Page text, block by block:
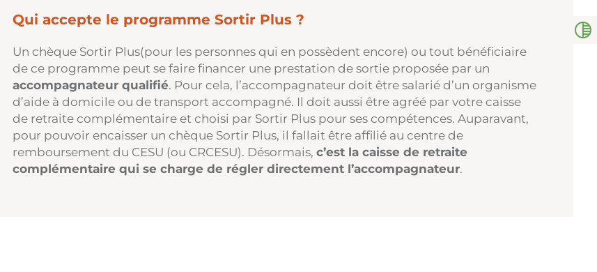
Qui accepte le programme Sortir Plus ?
Un chèque Sortir Plus(pour les personnes qui en possèdent encore) ou tout bénéficiaire
de ce programme peut se faire financer une prestation de sortie proposée par un
accompagnateur qualifié. Pour cela, l’accompagnateur doit être salarié d’un organisme
d’aide à domicile ou de transport accompagné. Il doit aussi être agréé par votre caisse
de retraite complémentaire et choisi par Sortir Plus pour ses compétences. Auparavant,
pour pouvoir encaisser un chèque Sortir Plus, il fallait être affilié au centre de
remboursement du CESU (ou CRCESU). Désormais, c’est la caisse de retraite
complémentaire qui se charge de régler directement l’accompagnateur.